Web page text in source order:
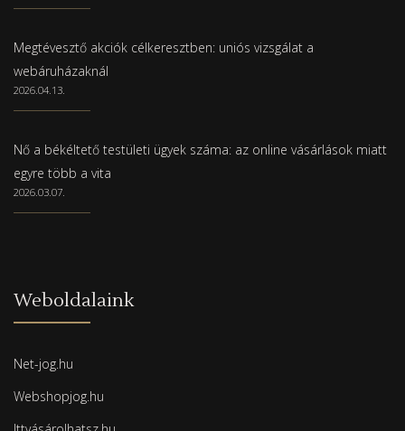
Megtévesztő akciók célkeresztben: uniós vizsgálat a
webáruházaknál
2026.04.13.
Nő a békéltető testületi ügyek száma: az online vásárlások miatt
egyre több a vita
2026.03.07.
Weboldalaink
Net-jog.hu
Webshopjog.hu